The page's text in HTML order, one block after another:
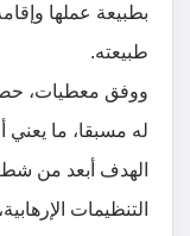
بطبيعة عملها
طبيعته.
ووفق معطيات، حصل
له مسبقا، ما
الهدف أبعد من
التنظيمات